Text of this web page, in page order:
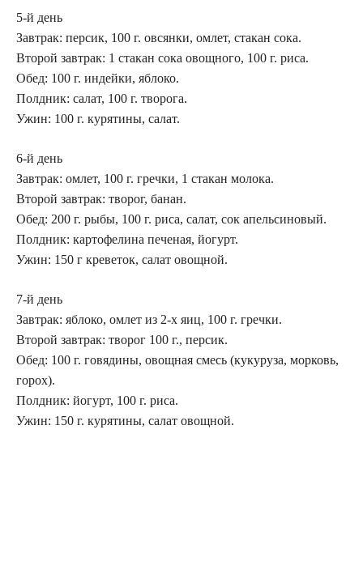
5-й день
Завтрак: персик, 100 г. овсянки, омлет, стакан сока.
Второй завтрак: 1 стакан сока овощного, 100 г. риса.
Обед: 100 г. индейки, яблоко.
Полдник: салат, 100 г. творога.
Ужин: 100 г. курятины, салат.
6-й день
Завтрак: омлет, 100 г. гречки, 1 стакан молока.
Второй завтрак: творог, банан.
Обед: 200 г. рыбы, 100 г. риса, салат, сок апельсиновый.
Полдник: картофелина печеная, йогурт.
Ужин: 150 г креветок, салат овощной.
7-й день
Завтрак: яблоко, омлет из 2-х яиц, 100 г. гречки.
Второй завтрак: творог 100 г., персик.
Обед: 100 г. говядины, овощная смесь (кукуруза, морковь,
горох).
Полдник: йогурт, 100 г. риса.
Ужин: 150 г. курятины, салат овощной.